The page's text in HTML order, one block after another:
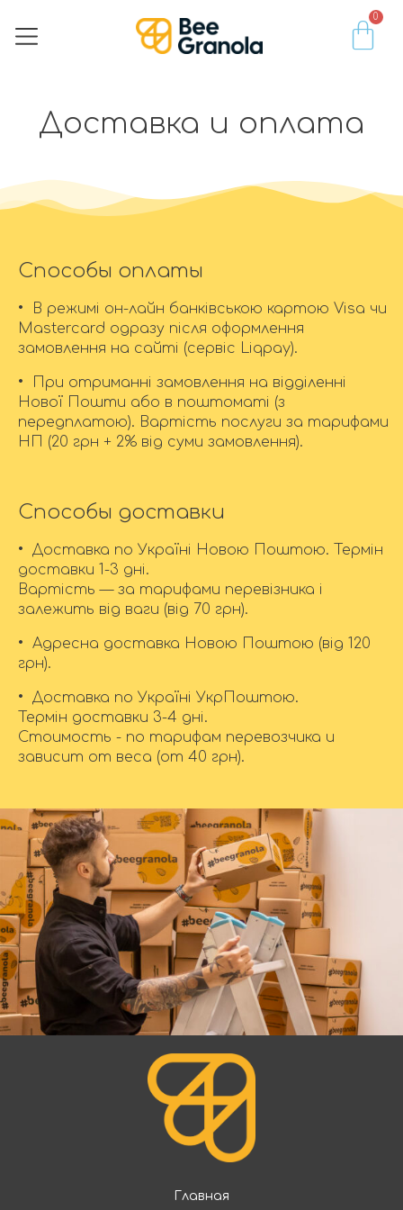
0
Доставка и оплата
Способы оплаты
• В режимі он-лайн банківською картою Visa чи
Mastercard одразу після оформлення
замовлення на сайті (сервіс Liqpay).
• При отриманні замовлення на відділенні
Нової Пошти або в поштоматі (з
передплатою). Вартість послуги за тарифами
НП (20 грн + 2% від суми замовлення).
Способы доставки
• Доставка по Україні Новою Поштою. Термін
доставки 1-3 дні.
Вартість — за тарифами перевізника і
залежить від ваги (від 70 грн).
• Адресна доставка Новою Поштою (від 120
грн).
• Доставка по Україні УкрПоштою.
Термін доставки 3-4 дні.
Стоимость - по тарифам перевозчика и
зависит от веса (от 40 грн).
Главная